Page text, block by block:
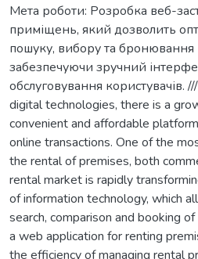
Мета роботи: Розробка веб-
приміщень, який дозволить
пошуку, вибору та
забезпечуючи зручний
обслуговування користувачів.
digital technologies, there is a
convenient and affordable
online transactions. One of the
the rental of premises, both
rental market is rapidly
of information technology, which
search, comparison and booking
a web application for renting
the efficiency of managing rental